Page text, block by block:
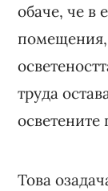
обаче, че в
помещения,
труда
Това